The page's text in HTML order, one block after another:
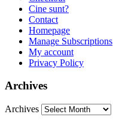
Cine sunt?
Contact
Homepage
Manage Subscriptions
My account
Privacy Policy
Archives
Archives